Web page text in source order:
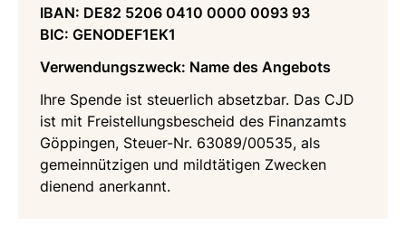
IBAN: DE82 5206 0410 0000 0093 93
BIC: GENODEF1EK1
Verwendungszweck: Name des Angebots
Ihre Spende ist steuerlich absetzbar. Das CJD
ist mit Freistellungsbescheid des Finanzamts
Göppingen, Steuer-Nr. 63089/00535, als
gemeinnützigen und mildtätigen Zwecken
dienend anerkannt.